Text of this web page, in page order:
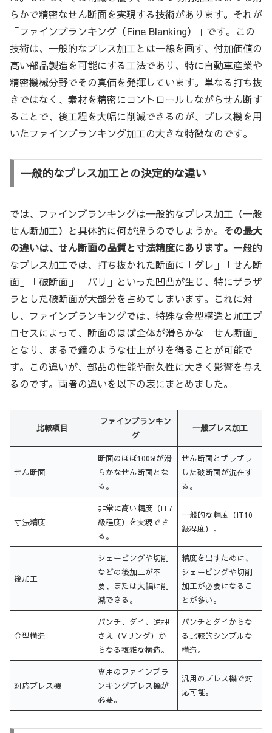
らかで精密なせん断面を実現する技術があります。それが
「ファインブランキング（Fine Blanking）」です。この
技術は、一般的なプレス加工とは一線を画す、付加価値の
高い部品製造を可能にする工法であり、特に自動車産業や
精密機械分野でその真価を発揮しています。単なる打ち抜
きではなく、素材を精密にコントロールしながらせん断す
ることで、後工程を大幅に削減できるのが、プレス機を用
いたファインブランキング加工の大きな特徴なのです。
一般的なプレス加工との決定的な違い
では、ファインブランキングは一般的なプレス加工（一般
せん断加工）と具体的に何が違うのでしょうか。 その最大
の違いは、せん断面の品質と寸法精度にあります。 一般的
なプレス加工では、打ち抜かれた断面に「ダレ」「せん断
面」「破断面」「バリ」といった凹凸が生じ、特にザラザ
ラとした破断面が大部分を占めてしまいます。これに対
し、ファインブランキングでは、特殊な金型構造と加工プ
ロセスによって、断面のほぼ全体が滑らかな「せん断面」
となり、まるで鏡のような仕上がりを得ることが可能で
す。この違いが、部品の性能や耐久性に大きく影響を与え
るのです。両者の違いを以下の表にまとめました。
比較項目
ファインブランキン
グ
一般プレス加工
せん断面
断面のほぼ100%が滑
らかなせん断面とな
る。
せん断面とザラザラ
した破断面が混在す
る。
寸法精度
非常に高い精度（IT7
級程度）を実現でき
る。
一般的な精度（IT10
級程度）。
後加工
シェービングや切削
などの後加工が不
要、または大幅に削
減できる。
精度を出すために、
シェービングや切削
加工が必要になるこ
とが多い。
金型構造
パンチ、ダイ、逆押
さえ（Vリング）か
らなる複雑な構造。
パンチとダイからな
る比較的シンプルな
構造。
対応プレス機
専用のファインブラ
ンキングプレス機が
必要。
汎用のプレス機で対
応可能。